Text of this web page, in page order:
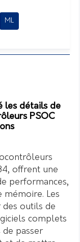
ML
les détails de
PSOC
offrent une
performances,
mémoire. Les
des outils de
complets
passer